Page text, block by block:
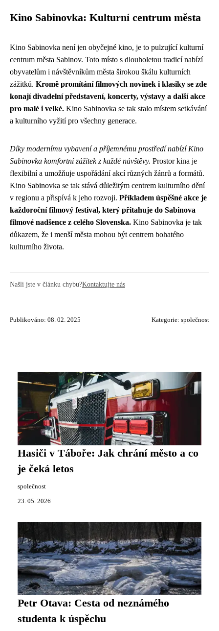
Kino Sabinovka: Kulturní centrum města
Kino Sabinovka není jen obyčejné kino, je to pulzující kulturní
centrum města Sabinov. Toto místo s dlouholetou tradicí nabízí
obyvatelům i návštěvníkům města širokou škálu kulturních
zážitků. Kromě promítání filmových novinek i klasiky se zde
konají divadelní představení, koncerty, výstavy a další akce
pro malé i velké. Kino Sabinovka se tak stalo místem setkávání
a kulturního vyžití pro všechny generace.
Díky modernímu vybavení a příjemnému prostředí nabízí Kino
Sabinovka komfortní zážitek z každé návštěvy. Prostor kina je
flexibilní a umožňuje uspořádání akcí různých žánrů a formátů.
Kino Sabinovka se tak stává důležitým centrem kulturního dění
v regionu a přispívá k jeho rozvoji. Příkladem úspěšné akce je
každoroční filmový festival, který přitahuje do Sabinova
filmové nadšence z celého Slovenska. Kino Sabinovka je tak
důkazem, že i menší města mohou být centrem bohatého
kulturního života.
Našli jste v článku chybu?Kontaktujte nás
Publikováno: 08. 02. 2025 Kategorie: společnost
Hasiči v Táboře: Jak chrání město a co
je čeká letos
společnost
23. 05. 2026
Petr Otava: Cesta od neznámého
studenta k úspěchu